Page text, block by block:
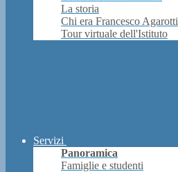
La storia
Chi era Francesco Agarotti
Tour virtuale dell'Istituto
Servizi
Panoramica
Famiglie e studenti